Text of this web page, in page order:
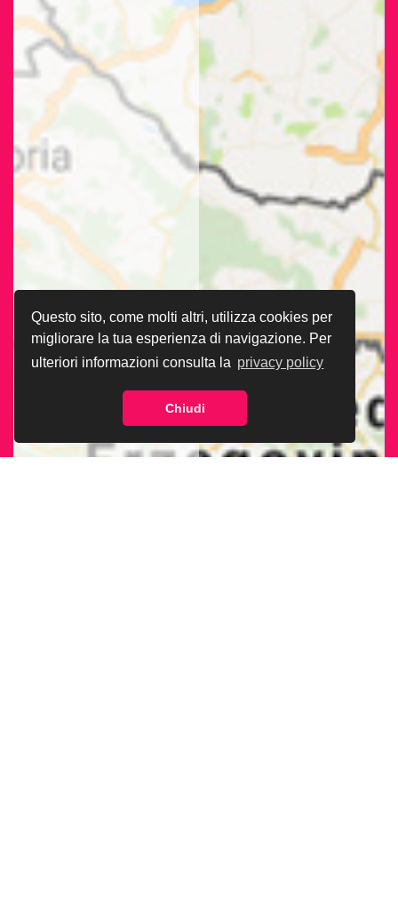
Questo sito, come molti altri, utilizza cookies per
migliorare la tua esperienza di navigazione. Per
ulteriori informazioni consulta la privacy policy
Chiudi